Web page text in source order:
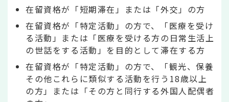
在留資格が「短期滞在」または「外交」の方
在留資格が「特定活動」の方で、「医療を受け
る活動」または「医療を受ける方の日常生活上
の世話をする活動」を目的として滞在する方
在留資格が「特定活動」の方で、「観光、保養
その他これらに類似する活動を行う18歳以上
の方」または「その方と同行する外国人配偶者